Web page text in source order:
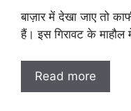
बाज़ार में देखा जाए तो
हैं। इस गिरावट के
Read more